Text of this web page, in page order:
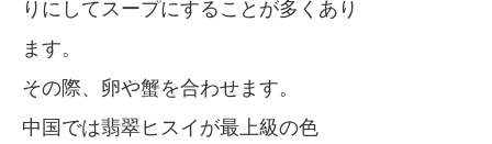
りにしてスープにすることが多くあり
ます。
その際、卵や蟹を合わせます。
中国では翡翠ヒスイが最上級の色